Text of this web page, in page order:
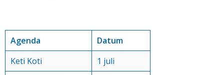
Agenda
Datum
Keti Koti
1 juli